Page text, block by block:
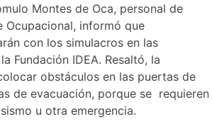
Montes de Oca, personal de
Ocupacional, informó que
con los simulacros en las
Fundación IDEA. Resaltó, la
obstáculos en las puertas de
de evacuación, porque se requieren
u otra emergencia.